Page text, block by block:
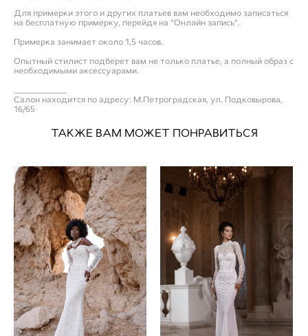
Для примерки этого и других платьев вам необходимо записаться
на бесплатную примерку, перейдя на "Онлайн запись".
Примерка занимает около 1,5 часов.
Опытный стилист подберет вам не только платье, а полный образ с
необходимыми аксессуарами.
Салон находится по адресу: М.Петроградская, ул. Подковырова,
16/65
ТАКЖЕ ВАМ МОЖЕТ ПОНРАВИТЬСЯ